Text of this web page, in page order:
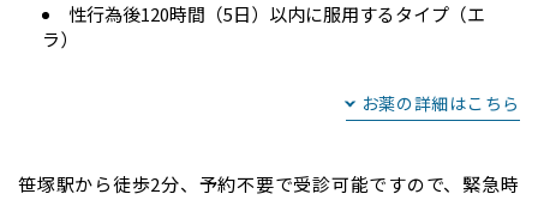
性行為後120時間（5日）以内に服用するタイプ（エ
ラ）
お薬の詳細はこちら
笹塚駅から徒歩2分、 予約不要で受診可能ですので、緊急時